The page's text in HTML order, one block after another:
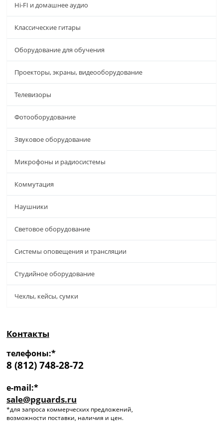
Hi-FI и домашнее аудио
Классические гитары
Оборудование для обучения
Проекторы, экраны, видеооборудование
Телевизоры
Фотооборудование
Звуковое оборудование
Микрофоны и радиосистемы
Коммутация
Наушники
Световое оборудование
Системы оповещения и трансляции
Студийное оборудование
Чехлы, кейсы, сумки
Контакты
телефоны:*
8 (812) 748-28-72
e-mail:*
sale@pguards.ru
*для запроса коммерческих предложений,
возможности поставки, наличия и цен.